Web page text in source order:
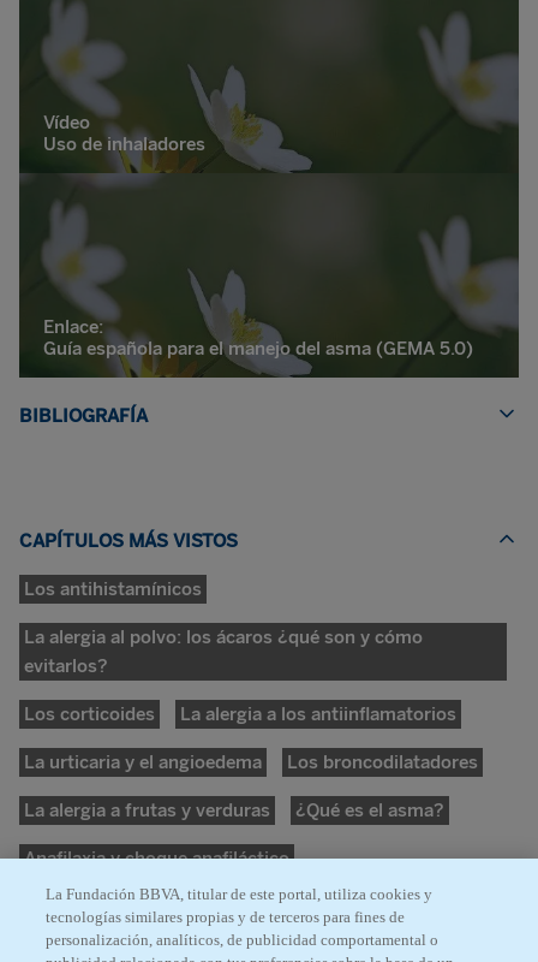
Vídeo
Uso de inhaladores
Enlace:
Guía española para el manejo del asma (GEMA 5.0)
BIBLIOGRAFÍA
CAPÍTULOS MÁS VISTOS
Los antihistamínicos
La alergia al polvo: los ácaros ¿qué son y cómo
evitarlos?
Los corticoides La alergia a los antiinflamatorios
La urticaria y el angioedema Los broncodilatadores
La alergia a frutas y verduras ¿Qué es el asma?
Anafilaxia y choque anafiláctico
La Fundación BBVA, titular de este portal, utiliza cookies y
tecnologías similares propias y de terceros para fines de
personalización, analíticos, de publicidad comportamental o